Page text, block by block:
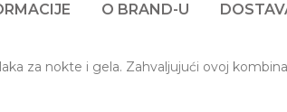
O BRAND-U
za nokte i gela. Zahvaljujući ovoj